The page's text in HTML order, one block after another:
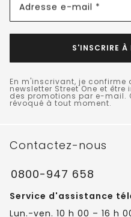
Adresse e-mail *
S'INSCRIRE À
En m'inscrivant, je confirme
newsletter Street One et
des promotions par e-mail.
révoqué à tout moment.
Contactez-nous
0800-947 658
Service d'assistance
Lun.-ven. 10 h 00 – 16 h